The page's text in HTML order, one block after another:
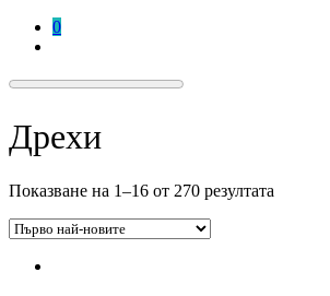
0
Дрехи
Показване на 1–16 от 270 резултата